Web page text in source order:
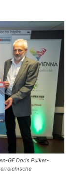
GF Doris Pulker-